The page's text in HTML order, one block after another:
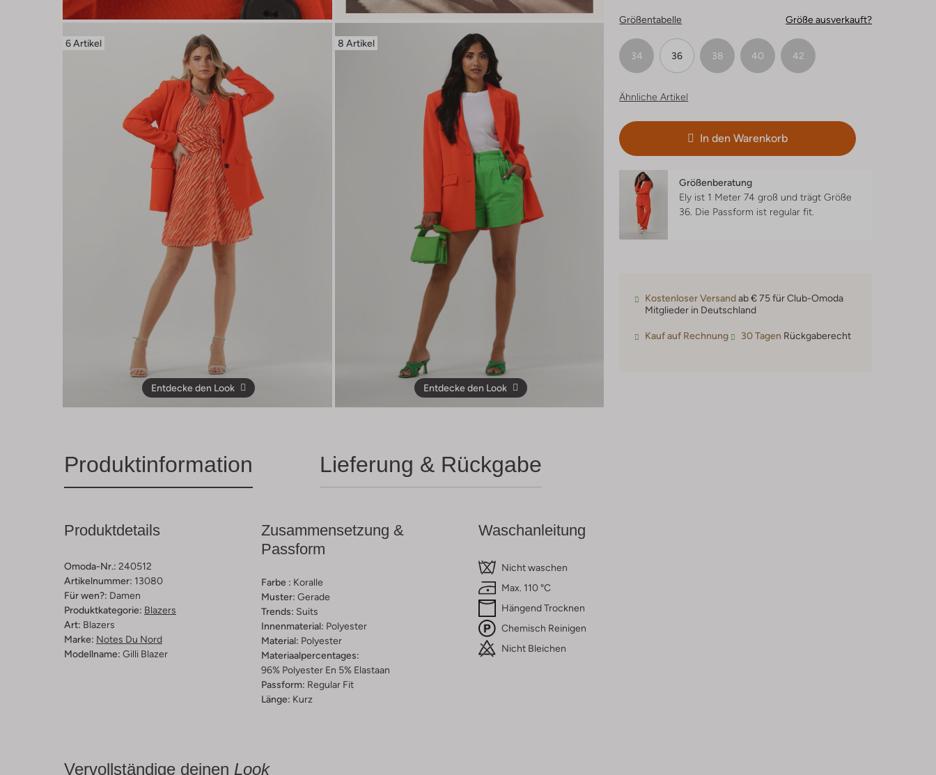
6 Artikel
Entdecke den Look
8 Artikel
Entdecke den Look
Größentabelle Größe ausverkauft?
34 36 38 40 42
Ähnliche Artikel
In den Warenkorb
Größenberatung
Ely ist 1 Meter 74 groß und trägt Größe
36. Die Passform ist regular fit
Kostenloser Versandab € 75 für Club-Omoda
Mitglieder in Deutschland
Kauf auf Rechnung 30 Tagen Rückgaberecht
Produktinformation Lieferung & Rückgabe
Produktdetails
Omoda-Nr.: 240512
Artikelnummer: 13080
Für wen?: Damen
Produktkategorie: Blazers
Art: Blazers
Marke: Notes Du Nord
Modellname: Gilli Blazer
Zusammensetzung &
Passform
Farbe : Koralle
Muster: Gerade
Trends: Suits
Innenmaterial: Polyester
Material: Polyester
Materiaalpercentages:
96% Polyester En 5% Elastaan
Passform: Regular Fit
Länge: Kurz
Waschanleitung
Nicht waschen
Max. 110 °C
Hängend Trocknen
Chemisch Reinigen
Nicht Bleichen
Vervollständige deinen Look